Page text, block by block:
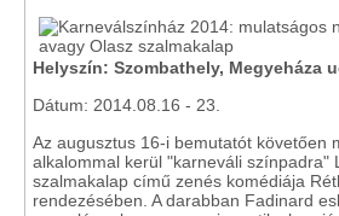
Helyszín: Szombathely, Megyeháza
Dátum: 2014.08.16 - 23.
Az augusztus 16-i bemutatót követően
alkalommal kerül "karneváli színpadra"
szalmakalap című zenés komédiája
rendezésében. A darabban Fadinard